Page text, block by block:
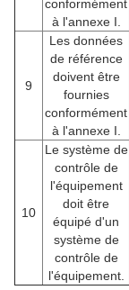
conformément
à l'annexe I.
9
Les données
de référence
doivent être
fournies
conformément
à l'annexe I.
10
Le système de
contrôle de
l'équipement
doit être
équipé d'un
système de
contrôle de
l'équipement.